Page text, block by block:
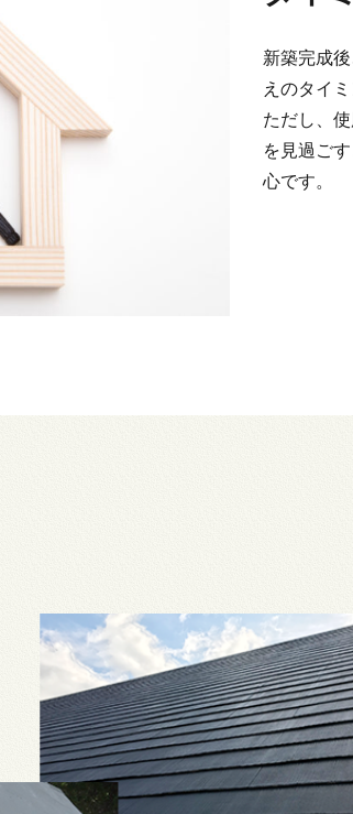
新築完成
えのタイミ
ただし、
を見過ご
心です。